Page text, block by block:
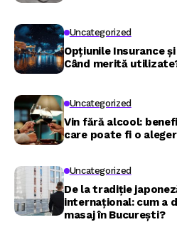
Uncategorized
Opțiunile Insurance
Când merită
Uncategorized
Vin fără alcool:
care poate fi o
Uncategorized
De la tradiție
internațional: cum a
masaj în București?